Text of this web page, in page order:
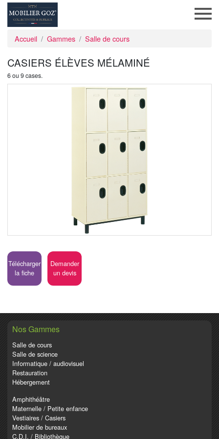
Accueil Gammes Salle de cours
CASIERS ÉLÈVES MÉLAMINÉ
6 ou 9 cases.
Télécharger
la fiche
Demander
un devis
Nos Gammes
Salle de cours
Salle de science
Informatique / audiovisuel
Restauration
Hébergement
Amphithéâtre
Maternelle / Petite enfance
Vestiaires / Casiers
Mobilier de bureaux
C.D.I. / Bibliothèque